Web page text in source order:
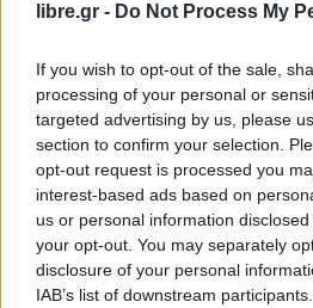
libre.gr - Do Not Process My
If you wish to opt-out of the sale,
processing of your personal or
targeted advertising by us, please
section to confirm your selection.
opt-out request is processed you
interest-based ads based on
us or personal information
your opt-out. You may separately
disclosure of your personal
IAB’s list of downstream
ΠΟΛΙΤΙΚΉ
Χρυσοχοϊδης: Το
εξαρθρώσει 200
οργανώσεις